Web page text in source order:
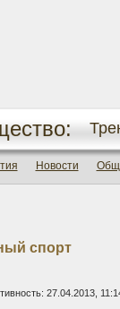
Новости
спорт
27.04.2013,